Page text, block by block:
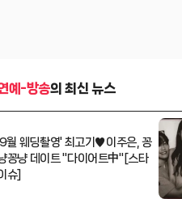
예-방송의 최신 뉴스
월 웨딩촬영' 최고기♥이주은, 꽁
꽁냥 데이트 "다이어트中"[스타
슈]